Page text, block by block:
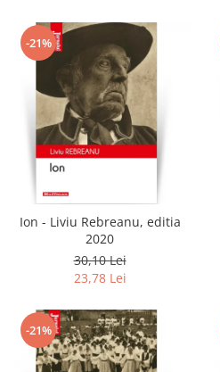
-21%
Ion - Liviu Rebreanu, editia
2020
30,10 Lei
23,78 Lei
-21%